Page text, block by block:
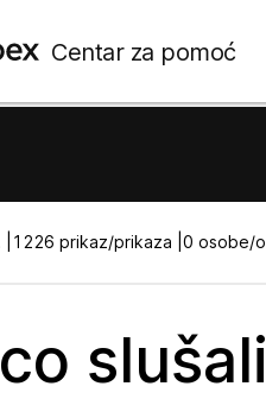
Centar za pomoć
1226 prikaz/prikaza | 0 osobe/